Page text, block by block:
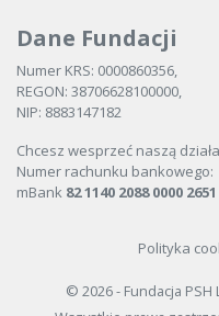
Dane Fundacji
Numer KRS: 0000860356,
REGON: 38706628100000,
NIP: 8883147182
Chcesz wesprzeć naszą
Numer rachunku bankowego:
mBank 82 1140 2088 0000
Polityka
© 2026 - Fundacja